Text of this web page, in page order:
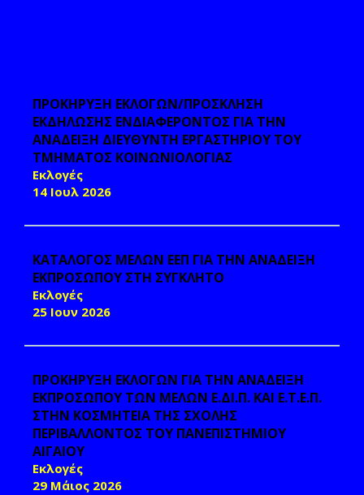
ΠΡΟΚΗΡΥΞΗ ΕΚΛΟΓΩΝ/ΠΡΟΣΚΛΗΣΗ
ΕΚΔΗΛΩΣΗΣ ΕΝΔΙΑΦΕΡΟΝΤΟΣ ΓΙΑ ΤΗΝ
ΑΝΑΔΕΙΞΗ ΔΙΕΥΘΥΝΤΗ ΕΡΓΑΣΤΗΡΙΟΥ ΤΟΥ
ΤΜΗΜΑΤΟΣ ΚΟΙΝΩΝΙΟΛΟΓΙΑΣ
Εκλογές
14 Ιουλ 2026
ΚΑΤΑΛΟΓΟΣ ΜΕΛΩΝ ΕΕΠ ΓΙΑ ΤΗΝ ΑΝΑΔΕΙΞΗ
ΕΚΠΡΟΣΩΠΟΥ ΣΤΗ ΣΥΓΚΛΗΤΟ
Εκλογές
25 Ιουν 2026
ΠΡΟΚΗΡΥΞΗ ΕΚΛΟΓΩΝ ΓΙΑ ΤΗΝ ΑΝΑΔΕΙΞΗ
ΕΚΠΡΟΣΩΠΟΥ ΤΩΝ ΜΕΛΩΝ Ε.ΔΙ.Π. ΚΑΙ Ε.Τ.Ε.Π.
ΣΤΗΝ ΚΟΣΜΗΤΕΙΑ ΤΗΣ ΣΧΟΛΗΣ
ΠΕΡΙΒΑΛΛΟΝΤΟΣ ΤΟΥ ΠΑΝΕΠΙΣΤΗΜΙΟΥ
ΑΙΓΑΙΟΥ
Εκλογές
29 Μάιος 2026